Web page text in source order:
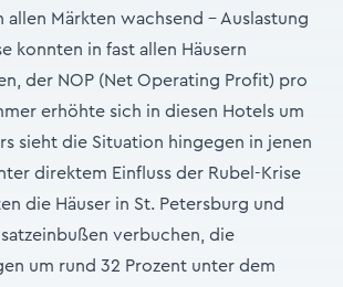
allen Märkten wachsend – Auslastung
konnten in fast allen Häusern
der NOP (Net Operating Profit) pro
erhöhte sich in diesen Hotels um
sieht die Situation hingegen in jenen
direktem Einfluss der Rubel-Krise
die Häuser in St. Petersburg und
verbuchen, die
um rund 32 Prozent unter dem